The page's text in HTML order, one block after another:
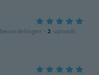
beoordelingen · 2 uploads